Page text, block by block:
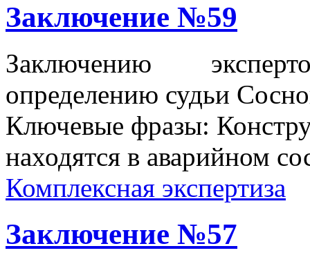
Заключение №59
Заключению
определению судьи
Ключевые фразы:
находятся в аварийном
Комплексная экспертиза
Заключение №57